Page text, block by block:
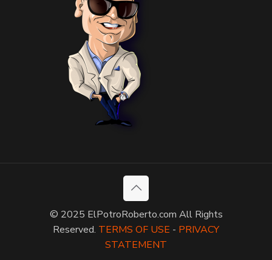
© 2025 ElPotroRoberto.com All Rights
Reserved. TERMS OF USE - PRIVACY
STATEMENT